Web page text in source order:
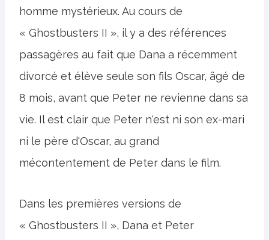
homme mystérieux. Au cours de
« Ghostbusters II », il y a des références
passagères au fait que Dana a récemment
divorcé et élève seule son fils Oscar, âgé de
8 mois, avant que Peter ne revienne dans sa
vie. Il est clair que Peter n'est ni son ex-mari
ni le père d'Oscar, au grand
mécontentement de Peter dans le film.
Dans les premières versions de
« Ghostbusters II », Dana et Peter